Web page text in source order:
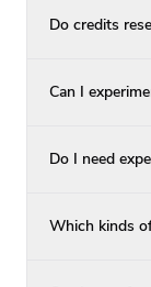
Do credits
Can I
Do I need
Which kinds